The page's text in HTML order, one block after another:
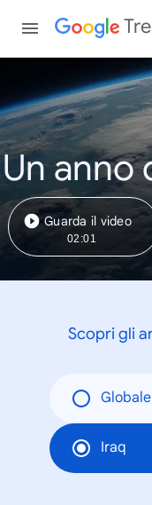
Un anno
Guarda il video
02:01
Scopri gli
Globale
Iraq